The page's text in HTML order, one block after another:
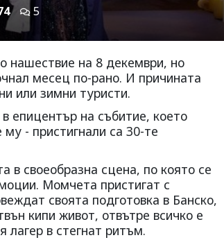
5
нашествие на 8 декември, но
месец по-рано. И причината
или зимни туристи.
епицентър на събитие, което
- пристигнали са 30-те
в своеобразна сцена, по която се
Момчета пристигат с
своята подготовка в Банско,
кипи живот, отвътре всичко е
лагер в стегнат ритъм.